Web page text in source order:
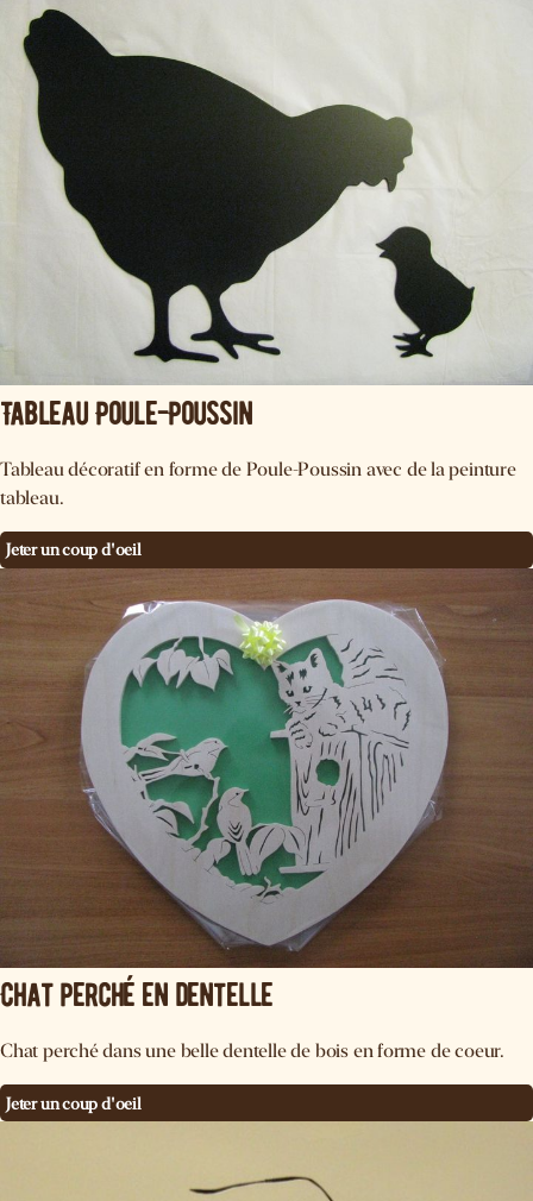
Tableau Poule-Poussin
Tableau décoratif en forme de Poule-Poussin avec de la peinture
tableau.
Jeter un coup d'oeil
Chat perché en dentelle
Chat perché dans une belle dentelle de bois en forme de coeur.
Jeter un coup d'oeil